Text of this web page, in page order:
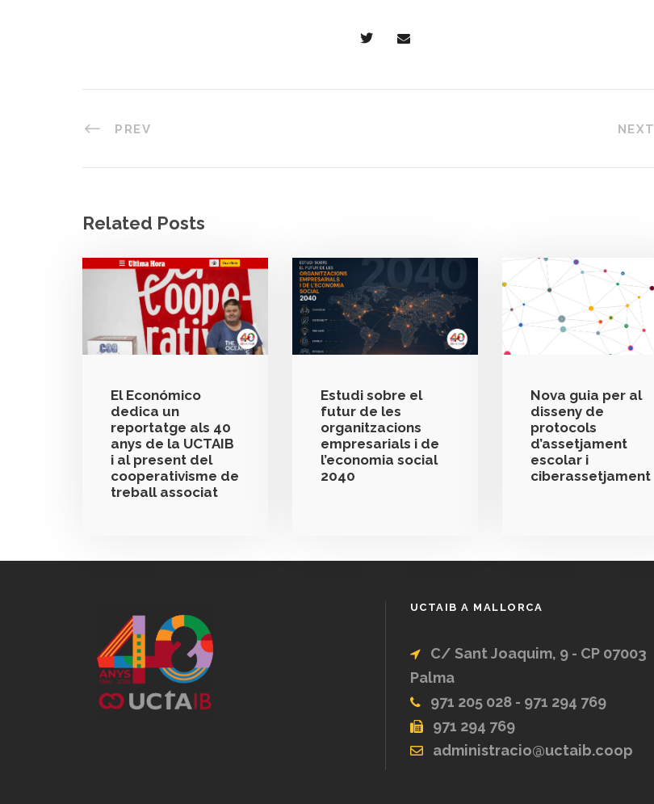
PREV NEXT
Related Posts
El Económico
dedica un
reportatge als 40
anys de la UCTAIB
i al present del
cooperativisme de
treball associat
Estudi sobre el
futur de les
organitzacions
empresarials i de
l’economia social
2040
Nova guia per al
disseny de
protocols
d’assetjament
escolar i
ciberassetjament
UCTAIB A MALLORCA
C/ Sant Joaquim, 9 - CP 07003
Palma
971 205 028 - 971 294 769
971 294 769
administracio@uctaib.coop